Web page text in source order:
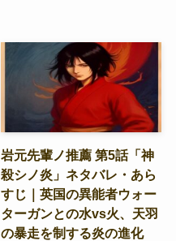
岩元先輩ノ推薦 第5話「神
殺シノ炎」ネタバレ・あら
すじ｜英国の異能者ウォー
ターガンとの水vs火、天羽
の暴走を制する炎の進化